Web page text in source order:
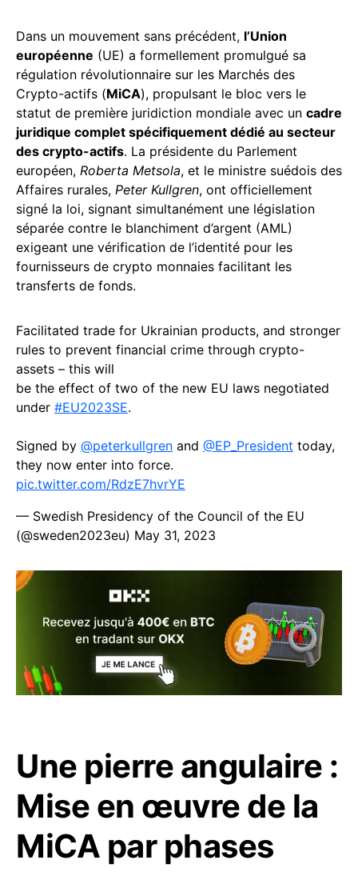
Dans un mouvement sans précédent, l’Union
européenne (UE) a formellement promulgué sa
régulation révolutionnaire sur les Marchés des
Crypto-actifs (MiCA), propulsant le bloc vers le
statut de première juridiction mondiale avec un cadre
juridique complet spécifiquement dédié au secteur
des crypto-actifs. La présidente du Parlement
européen, Roberta Metsola, et le ministre suédois des
Affaires rurales, Peter Kullgren, ont officiellement
signé la loi, signant simultanément une législation
séparée contre le blanchiment d’argent (AML)
exigeant une vérification de l’identité pour les
fournisseurs de crypto monnaies facilitant les
transferts de fonds.
Facilitated trade for Ukrainian products, and stronger
rules to prevent financial crime through crypto-
assets – this will
be the effect of two of the new EU laws negotiated
under #EU2023SE.
Signed by @peterkullgren and @EP_President today,
they now enter into force.
pic.twitter.com/RdzE7hvrYE
— Swedish Presidency of the Council of the EU
(@sweden2023eu) May 31, 2023
Une pierre angulaire :
Mise en œuvre de la
MiCA par phases